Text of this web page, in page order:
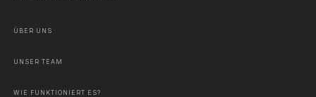
ÜBER UNS
UNSER TEAM
WIE FUNKTIONIERT ES?